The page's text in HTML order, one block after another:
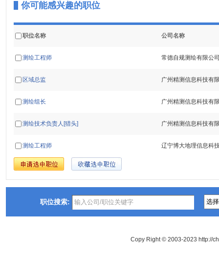
你可能感兴趣的职位
职位名称 公司名称
测绘工程师 常德自规测绘有限公
区域总监 广州精测信息科技有
测绘组长 广州精测信息科技有
测绘技术负责人[猎头] 广州精测信息科技有
测绘工程师 辽宁博大地理信息科
职位搜索:
Copy Right © 2003-2023 http://